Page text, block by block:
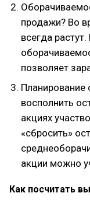
продажи? Во
всегда
позволяет
Планирование
восполнить
акциях
«сбросить»
акции можно
Как посчитать